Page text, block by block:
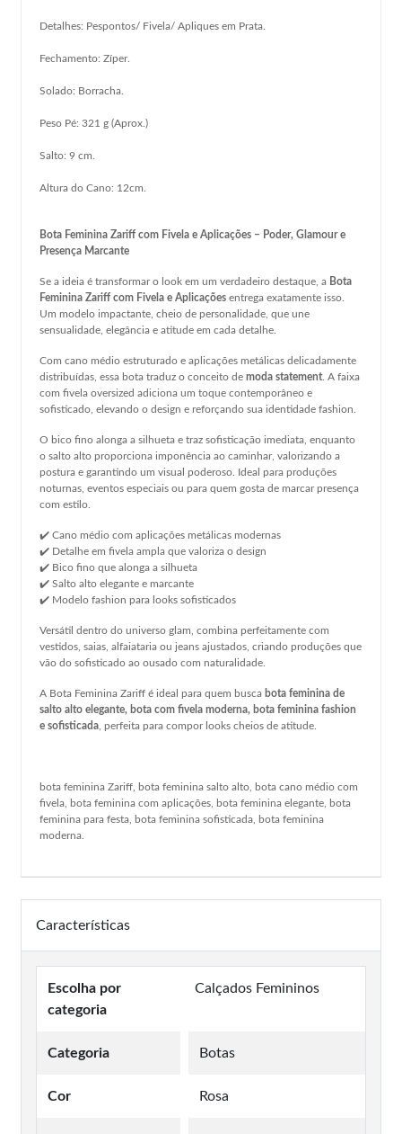
Detalhes: Pespontos/ Fivela/ Apliques em Prata.
Fechamento: Zíper.
Solado: Borracha.
Peso Pé: 321 g (Aprox.)
Salto: 9 cm.
Altura do Cano: 12cm.
Bota Feminina Zariff com Fivela e Aplicações – Poder, Glamour e
Presença Marcante
Se a ideia é transformar o look em um verdadeiro destaque, a Bota
Feminina Zariff com Fivela e Aplicações entrega exatamente isso.
Um modelo impactante, cheio de personalidade, que une
sensualidade, elegância e atitude em cada detalhe.
Com cano médio estruturado e aplicações metálicas delicadamente
distribuídas, essa bota traduz o conceito de moda statement. A faixa
com fivela oversized adiciona um toque contemporâneo e
sofisticado, elevando o design e reforçando sua identidade fashion.
O bico fino alonga a silhueta e traz sofisticação imediata, enquanto
o salto alto proporciona imponência ao caminhar, valorizando a
postura e garantindo um visual poderoso. Ideal para produções
noturnas, eventos especiais ou para quem gosta de marcar presença
com estilo.
✔️ Cano médio com aplicações metálicas modernas
✔️ Detalhe em fivela ampla que valoriza o design
✔️ Bico fino que alonga a silhueta
✔️ Salto alto elegante e marcante
✔️ Modelo fashion para looks sofisticados
Versátil dentro do universo glam, combina perfeitamente com
vestidos, saias, alfaiataria ou jeans ajustados, criando produções que
vão do sofisticado ao ousado com naturalidade.
A Bota Feminina Zariff é ideal para quem busca bota feminina de
salto alto elegante, bota com fivela moderna, bota feminina fashion
e sofisticada , perfeita para compor looks cheios de atitude.
bota feminina Zariff, bota feminina salto alto, bota cano médio com
fivela, bota feminina com aplicações, bota feminina elegante, bota
feminina para festa, bota feminina sofisticada, bota feminina
moderna.
Características
Escolha por
categoria
Calçados Femininos
Categoria Botas
Cor Rosa